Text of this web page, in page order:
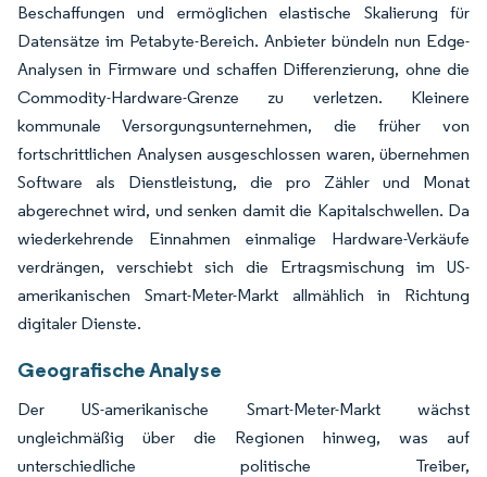
Beschaffungen und ermöglichen elastische Skalierung für
Datensätze im Petabyte-Bereich. Anbieter bündeln nun Edge-
Analysen in Firmware und schaffen Differenzierung, ohne die
Commodity-Hardware-Grenze zu verletzen. Kleinere
kommunale Versorgungsunternehmen, die früher von
fortschrittlichen Analysen ausgeschlossen waren, übernehmen
Software als Dienstleistung, die pro Zähler und Monat
abgerechnet wird, und senken damit die Kapitalschwellen. Da
wiederkehrende Einnahmen einmalige Hardware-Verkäufe
verdrängen, verschiebt sich die Ertragsmischung im US-
amerikanischen Smart-Meter-Markt allmählich in Richtung
digitaler Dienste.
Geografische Analyse
Der US-amerikanische Smart-Meter-Markt wächst
ungleichmäßig über die Regionen hinweg, was auf
unterschiedliche politische Treiber,